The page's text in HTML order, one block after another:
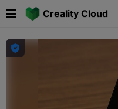
Creality Cloud
